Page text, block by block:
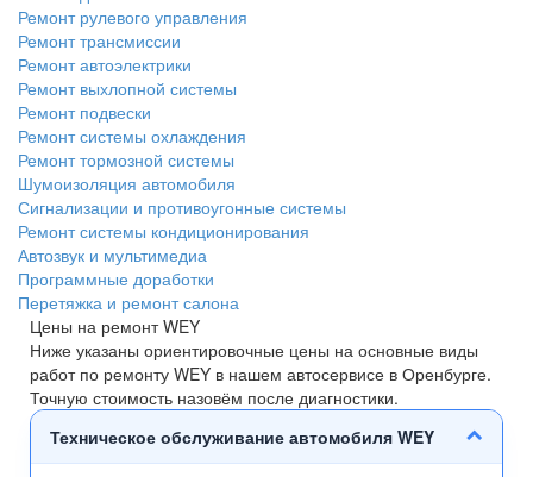
Ремонт рулевого управления
Ремонт трансмиссии
Ремонт автоэлектрики
Ремонт выхлопной системы
Ремонт подвески
Ремонт системы охлаждения
Ремонт тормозной системы
Шумоизоляция автомобиля
Сигнализации и противоугонные системы
Ремонт системы кондиционирования
Автозвук и мультимедиа
Программные доработки
Перетяжка и ремонт салона
Цены на ремонт WEY
Ниже указаны ориентировочные цены на основные виды
работ по ремонту WEY в нашем автосервисе в Оренбурге.
Точную стоимость назовём после диагностики.
Техническое обслуживание автомобиля WEY